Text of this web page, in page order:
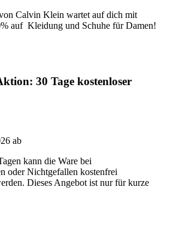
Calvin Klein wartet auf dich mit
auf Kleidung und Schuhe für Damen!
30 Tage kostenloser
ab
kann die Ware bei
oder Nichtgefallen kostenfrei
Dieses Angebot ist nur für kurze